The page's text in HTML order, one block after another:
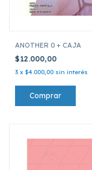
ANOTHER 0 + CAJA
$12.000,00
3 x $4.000,00 sin interés